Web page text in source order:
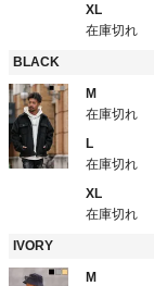
XL
在庫切れ
BLACK
M
在庫切れ
L
在庫切れ
XL
在庫切れ
IVORY
M